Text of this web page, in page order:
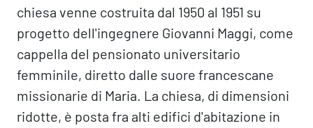
chiesa venne costruita dal 1950 al 1951 su
progetto dell'ingegnere Giovanni Maggi, come
cappella del pensionato universitario
femminile, diretto dalle suore francescane
missionarie di Maria. La chiesa, di dimensioni
ridotte, è posta fra alti edifici d'abitazione in